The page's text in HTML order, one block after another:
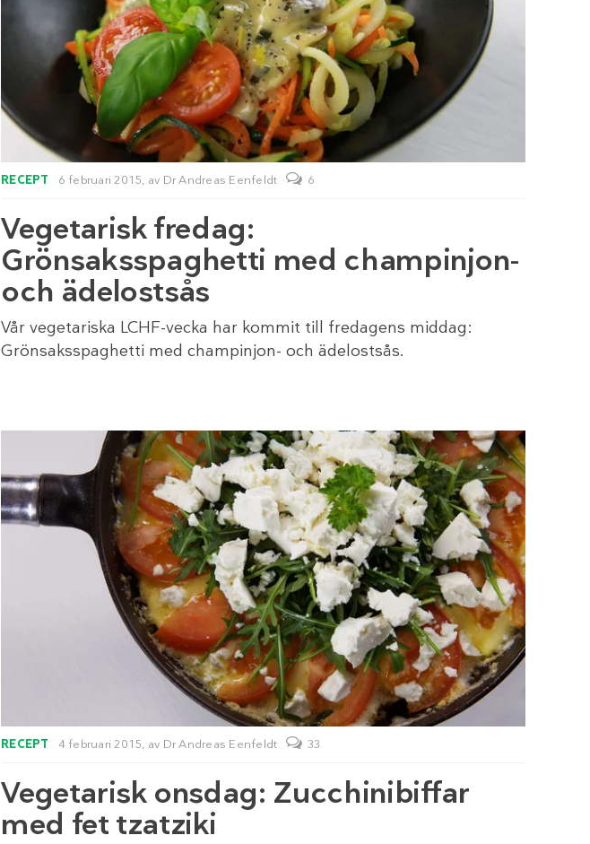
RECEPT 6 februari 2015, av Dr Andreas Eenfeldt 6
Vegetarisk fredag:
Grönsaksspaghetti med champinjon-
och ädelostsås
Vår vegetariska LCHF-vecka har kommit till fredagens middag:
Grönsaksspaghetti med champinjon- och ädelostsås.
RECEPT 4 februari 2015, av Dr Andreas Eenfeldt 33
Vegetarisk onsdag: Zucchinibiffar
med fet tzatziki